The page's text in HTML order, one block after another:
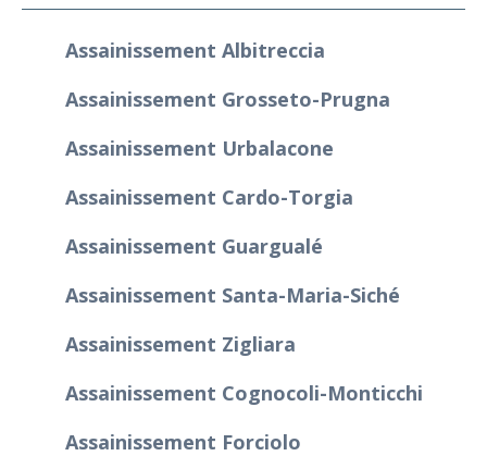
Assainissement Albitreccia
Assainissement Grosseto-Prugna
Assainissement Urbalacone
Assainissement Cardo-Torgia
Assainissement Guargualé
Assainissement Santa-Maria-Siché
Assainissement Zigliara
Assainissement Cognocoli-Monticchi
Assainissement Forciolo